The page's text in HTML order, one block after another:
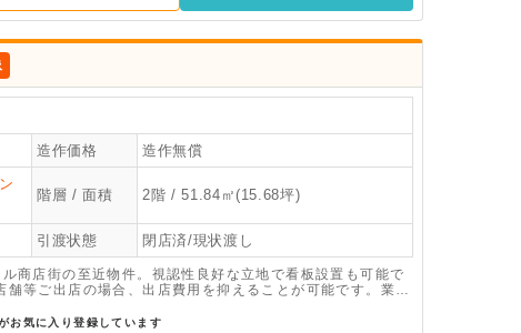
造作価格 造作無償
階層 / 面積 2階 / 51.84㎡(15.68坪)
引渡状態 閉店済/現状渡し
商店街の至近物件。視認性良好な立地で看板設置も可能で
等ご出店の場合、出店費用を抑えることが可能です。業種
お気に入り登録しています